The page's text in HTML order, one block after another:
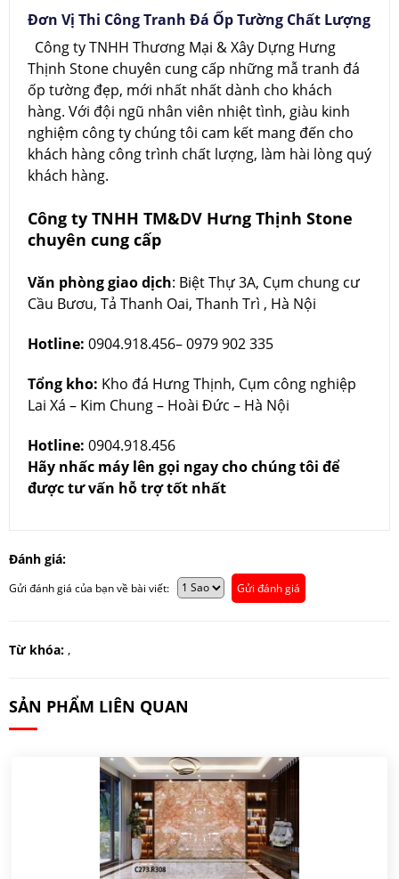
Đơn Vị Thi Công Tranh Đá Ốp Tường Chất Lượng
Công ty TNHH Thương Mại & Xây Dựng Hưng
Thịnh Stone chuyên cung cấp những mẫ tranh đá
ốp tường đẹp, mới nhất nhất dành cho khách
hàng. Với đội ngũ nhân viên nhiệt tình, giàu kinh
nghiệm công ty chúng tôi cam kết mang đến cho
khách hàng công trình chất lượng, làm hài lòng quý
khách hàng.
Công ty TNHH TM&DV Hưng Thịnh Stone
chuyên cung cấp
Văn phòng giao dịch: Biệt Thự 3A, Cụm chung cư
Cầu Bươu, Tả Thanh Oai, Thanh Trì , Hà Nội
Hotline: 0904.918.456– 0979 902 335
Tổng kho: Kho đá Hưng Thịnh, Cụm công nghiệp
Lai Xá – Kim Chung – Hoài Đức – Hà Nội
Hotline: 0904.918.456
Hãy nhấc máy lên gọi ngay cho chúng tôi để
được tư vấn hỗ trợ tốt nhất
Đánh giá:
Gửi đánh giá của bạn về bài viết: Gửi đánh giá
Từ khóa: ,
SẢN PHẨM LIÊN QUAN